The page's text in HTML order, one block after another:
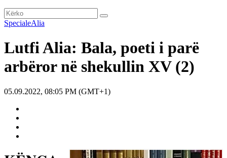
SpecialeAlia
Lutfi Alia: Bala, poeti i parë
arbëror në shekullin XV (2)
05.09.2022, 08:05 PM (GMT+1)